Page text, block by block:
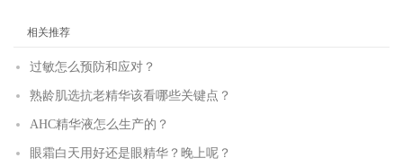
相关推荐
过敏怎么预防和应对？
熟龄肌选抗老精华该看哪些关键点？
AHC精华液怎么生产的？
眼霜白天用好还是眼精华？晚上呢？